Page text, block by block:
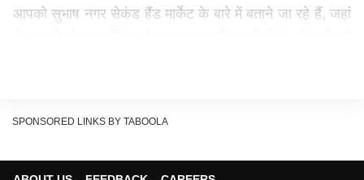
आपको सुभाष नगर सेकंड हैंड मार्केट के बारे में बताने जा रहे हैं, जहां
31 हजार रुपये में मिल जाएगी. यहां यूज्ड Hero Splendor आपको
SPONSORED LINKS BY TABOOLA